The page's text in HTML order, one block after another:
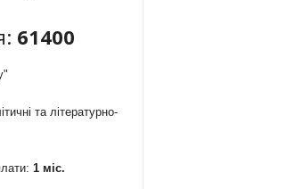
61400
та літературно-
1 міс.